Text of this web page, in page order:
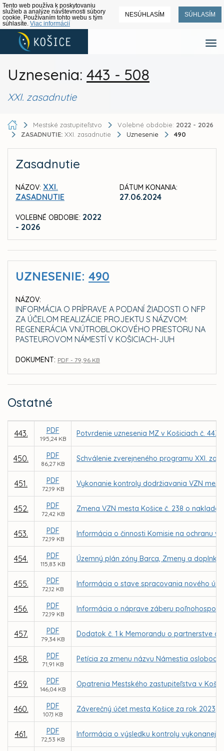
Tento web používa k poskytovaniu
služieb a analýze návštevnosti súbory
cookie. Používaním tohto webu s tým
súhlasíte. Viac informácií
NESÚHLASÍM SÚHLASÍM
Uznesenia: 443 - 508
XXI. zasadnutie
Mestské zastupiteľstvo Volebné obdobie: 2022 - 2026
ZASADNUTIE: XXI. zasadnutie Uznesenie 490
Zasadnutie
NÁZOV: XXI.
ZASADNUTIE
VOLEBNÉ OBDOBIE: 2022
- 2026
DÁTUM KONANIA:
27.06.2024
UZNESENIE: 490
NÁZOV:
INFORMÁCIA O PRÍPRAVE A PODANÍ ŽIADOSTI O NFP
ZA ÚČELOM REALIZÁCIE PROJEKTU S NÁZVOM:
REGENERÁCIA VNÚTROBLOKOVÉHO PRIESTORU NA
PASTEUROVOM NÁMESTÍ V KOŠICIACH-JUH
DOKUMENT: PDF - 79,96 KB
Ostatné
443. PDF
195,24 KB
Potvrdenie uznesenia MZ v Košiciach č.
450. PDF
86,27 KB
Schválenie zverejneného programu XXI.
451. PDF
72,19 KB
Vykonanie kontroly dodržiavania VZN
452. PDF
72,42 KB
Zmena VZN mesta Košice č. 238 o
453. PDF
72,19 KB
Informácia o činnosti Komisie na ochranu
454. PDF
115,83 KB
Územný plán zóny Barca, Zmeny a doplnky
455. PDF
72,12 KB
Informácia o stave spracovania nového
456. PDF
72,19 KB
Informácia o náprave záberu
457. PDF
79,34 KB
Dodatok č. 1 k Memorandu o partnerstve a
458. PDF
71,91 KB
Petícia za zmenu názvu Námestia
459. PDF
146,04 KB
Opatrenia Mestského zastupiteľstva v
460. PDF
107,1 KB
Záverečný účet mesta Košice za rok 2023
461. PDF
72,53 KB
Informácia o výsledku kontroly vykonanej